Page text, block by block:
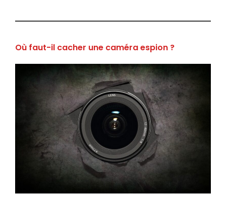
Où faut-il cacher une caméra espion ?